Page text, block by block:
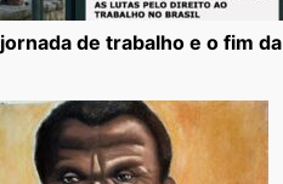
jornada de trabalho e o fim